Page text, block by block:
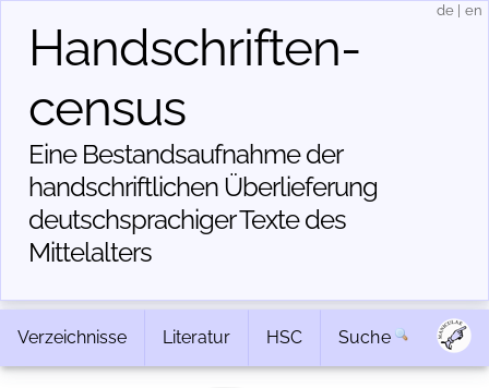
Handschriften­
census
Eine Bestandsaufnahme der
handschriftlichen Über­lieferung
deutschsprachiger Texte des
Mittelalters
de en
Verzeichnisse Literatur HSC Suche